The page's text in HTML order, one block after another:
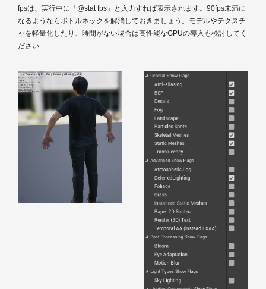
fpsは、実行中に「@stat fps」と入力すれば表示されます。90fps未満に
なるようならボトルネックを解消しておきましょう。モデルやテクスチ
ャを軽量化したり、時間がない場合は高性能なGPUの導入も検討してく
ださい